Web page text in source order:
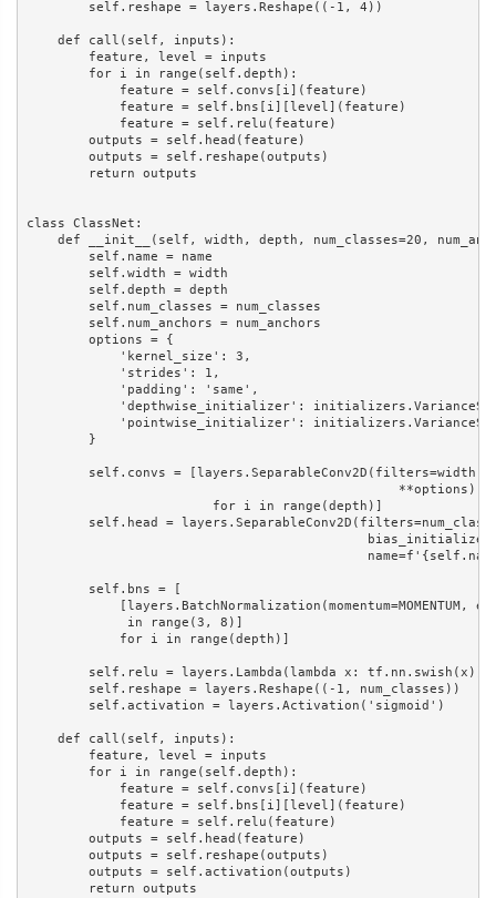
        self.reshape = layers.Reshape((-1, 4))
    def call(self, inputs):
        feature, level = inputs
        for i in range(self.depth):
            feature = self.convs[i](feature)
            feature = self.bns[i][level](feature)
            feature = self.relu(feature)
        outputs = self.head(feature)
        outputs = self.reshape(outputs)
        return outputs
class ClassNet:
def __init__(self, width, depth, num_classes=20,
        self.name = name
        self.width = width
        self.depth = depth
        self.num_classes = num_classes
        self.num_anchors = num_anchors
        options = {
            'kernel_size': 3,
            'strides': 1,
            'padding': 'same',
'depthwise_initializer':
'pointwise_initializer':
        }
self.convs =
                                                **options)
                        for i in range(depth)]
self.head =
        self.bns = [
[layers.BatchNormalization(momentum=MOMENTUM,
             in range(3, 8)]
            for i in range(depth)]
        self.relu = layers.Lambda(lambda x: tf.nn.swish(x))
        self.reshape = layers.Reshape((-1, num_classes))
        self.activation = layers.Activation('sigmoid')
    def call(self, inputs):
        feature, level = inputs
        for i in range(self.depth):
            feature = self.convs[i](feature)
            feature = self.bns[i][level](feature)
            feature = self.relu(feature)
        outputs = self.head(feature)
        outputs = self.reshape(outputs)
        outputs = self.activation(outputs)
        return outputs